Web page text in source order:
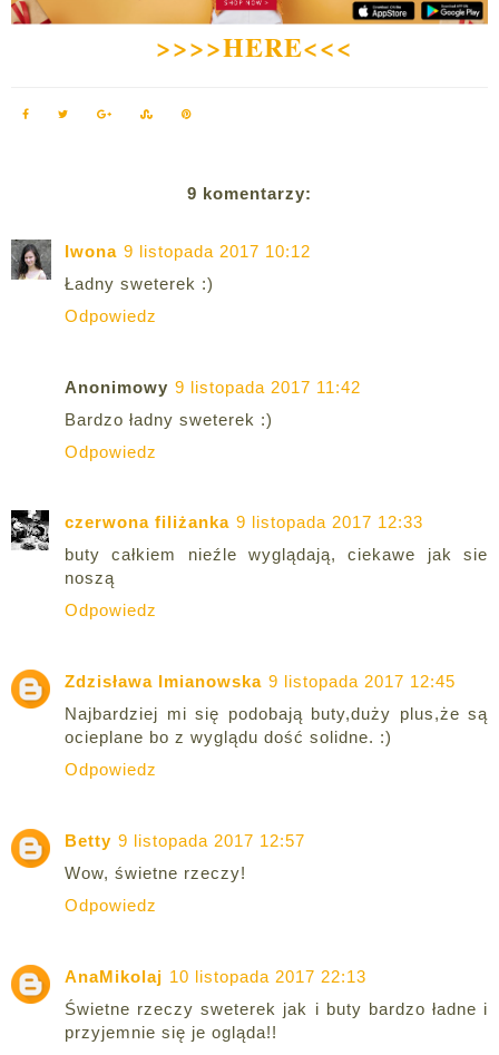
>>>>HERE<<<
9 komentarzy:
Iwona 9 listopada 2017 10:12
Ładny sweterek :)
Odpowiedz
Anonimowy 9 listopada 2017 11:42
Bardzo ładny sweterek :)
Odpowiedz
czerwona filiżanka 9 listopada 2017 12:33
buty całkiem nieźle wyglądają, ciekawe jak sie
noszą
Odpowiedz
Zdzisława Imianowska 9 listopada 2017 12:45
Najbardziej mi się podobają buty,duży plus,że są
ocieplane bo z wyglądu dość solidne. :)
Odpowiedz
Betty 9 listopada 2017 12:57
Wow, świetne rzeczy!
Odpowiedz
AnaMikolaj 10 listopada 2017 22:13
Świetne rzeczy sweterek jak i buty bardzo ładne i
przyjemnie się je ogląda!!